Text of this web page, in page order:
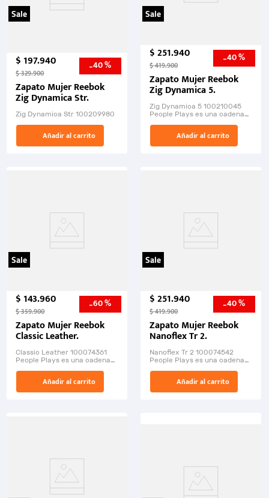
Sale
$197.940
$329.900
-40 %
Zapato Mujer Reebok
Zig Dynamica Str.
Zig Dynamica Str 100209980
Añadir al carrito
Sale
$251.940
$419.900
-40 %
Zapato Mujer Reebok
Zig Dynamica 5.
Zig Dynamica 5 100210045
People Plays es una cadena
ofrece una amplia variedad
de producto...Añadir al carrito
Sale
$143.960
$359.900
-60 %
Zapato Mujer Reebok
Classic Leather.
Classic Leather 100074361
People Plays es una cadena
ofrece una amplia variedad
de productos c...
Añadir al carrito
Sale
$251.940
$419.900
-40 %
Zapato Mujer Reebok
Nanoflex Tr 2.
Nanoflex Tr 2 100074542
People Plays es una cadena
ofrece una amplia variedad
de productos com...
Añadir al carrito